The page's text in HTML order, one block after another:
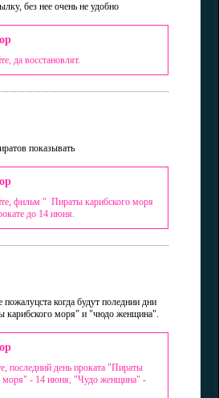
без нее очень не удобно
да восстановлят.
показывать
фильм " Пираты карибского моря
до 14 июня.
пожалуцста когда будут поледнии дни
карибского моря" и "чюдо женщина".
последний день проката "Пираты
моря" - 14 июня, "Чудо женщина" -